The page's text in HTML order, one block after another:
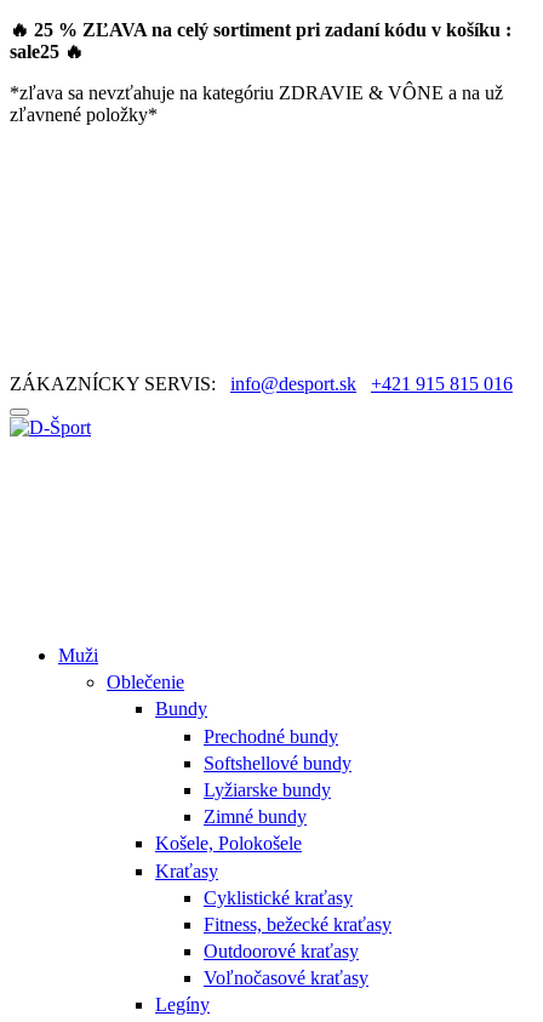
🔥 25 % ZĽAVA na celý sortiment pri zadaní kódu v košíku :
sale25 🔥
*zľava sa nevzťahuje na kategóriu ZDRAVIE & VÔNE a na už
zľavnené položky*
ZÁKAZNÍCKY SERVIS: info@desport.sk +421 915 815 016
Muži
Oblečenie
Bundy
Prechodné bundy
Softshellové bundy
Lyžiarske bundy
Zimné bundy
Košele, Polokošele
Kraťasy
Cyklistické kraťasy
Fitness, bežecké kraťasy
Outdoorové kraťasy
Voľnočasové kraťasy
Legíny